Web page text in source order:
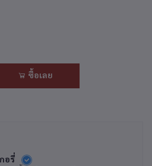
ซื้อเลย
อรี่